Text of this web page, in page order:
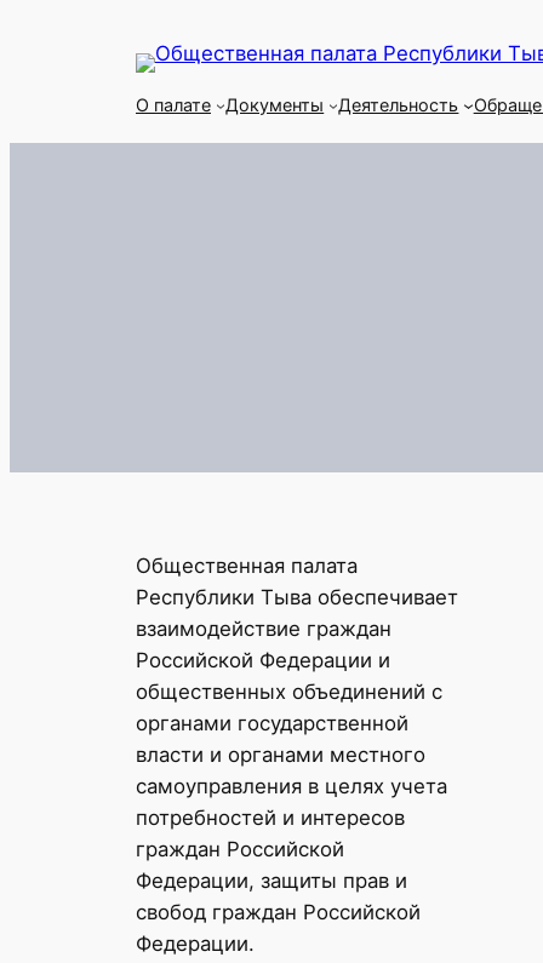
О палате
Документы Деятельность
Общественная палата
Республики Тыва обеспечивает
взаимодействие граждан
Российской Федерации и
общественных объединений с
органами государственной
власти и органами местного
самоуправления в целях учета
потребностей и интересов
граждан Российской
Федерации, защиты прав и
свобод граждан Российской
Федерации.